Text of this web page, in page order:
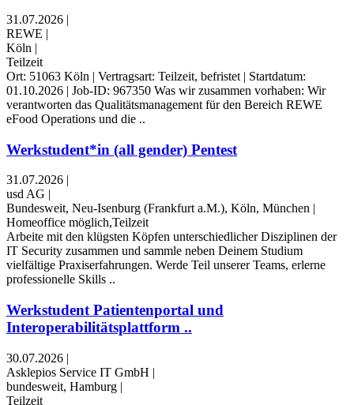
31.07.2026 |
REWE |
Köln |
Teilzeit
Ort: 51063 Köln | Vertragsart: Teilzeit, befristet | Startdatum:
01.10.2026 | Job-ID: 967350 Was wir zusammen vorhaben: Wir
verantworten das Qualitätsmanagement für den Bereich REWE
eFood Operations und die ..
Werkstudent*in (all gender) Pentest
31.07.2026 |
usd AG |
Bundesweit, Neu-Isenburg (Frankfurt a.M.), Köln, München |
Homeoffice möglich,Teilzeit
Arbeite mit den klügsten Köpfen unterschiedlicher Disziplinen der
IT Security zusammen und sammle neben Deinem Studium
vielfältige Praxiserfahrungen. Werde Teil unserer Teams, erlerne
professionelle Skills ..
Werkstudent Patientenportal und
Interoperabilitätsplattform ..
30.07.2026 |
Asklepios Service IT GmbH |
bundesweit, Hamburg |
Teilzeit